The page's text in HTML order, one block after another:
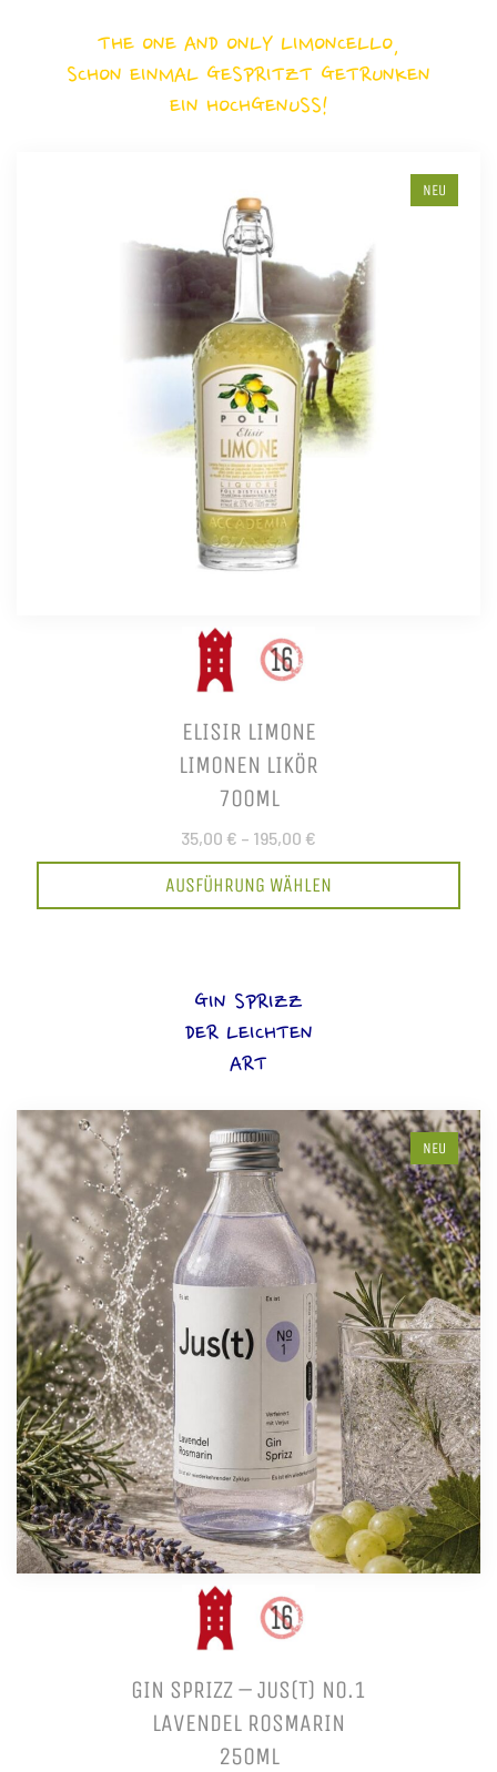
THE ONE AND ONLY LIMONCELLO,
SCHON EINMAL GESPRITZT GETRUNKEN
EIN HOCHGENUSS!
NEU
ELISIR LIMONE
LIMONEN LIKÖR
700ML
35,00 € – 195,00 €
AUSFÜHRUNG WÄHLEN
GIN SPRIZZ
DER LEICHTEN
ART
NEU
GIN SPRIZZ – JUS(T) NO.1
LAVENDEL ROSMARIN
250ML